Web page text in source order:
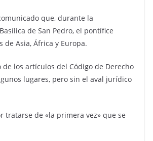
que, durante la
de San Pedro, el pontífice
Asia, África y Europa.
los artículos del Código de Derecho
lugares, pero sin el aval jurídico
tratarse de «la primera vez» que se